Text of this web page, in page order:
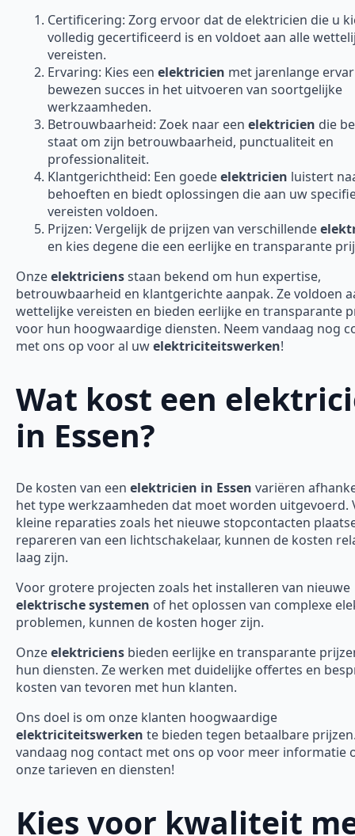
Certificering: Zorg ervoor dat de elektricien die u
volledig gecertificeerd is en voldoet aan alle
vereisten.
Ervaring: Kies een elektricien met jarenlange
bewezen succes in het uitvoeren van soortgelijke
werkzaamheden.
Betrouwbaarheid: Zoek naar een elektricien die
staat om zijn betrouwbaarheid, punctualiteit en
professionaliteit.
Klantgerichtheid: Een goedeelektricien luistert
behoeften en biedt oplossingen die aan uw
vereisten voldoen.
Prijzen: Vergelijk de prijzen van verschillende
en kies degene die een eerlijke en transparante
Onzeelektriciensstaan bekend om hun expertise,
betrouwbaarheid en klantgerichte aanpak. Ze voldoen
wettelijke vereisten en bieden eerlijke en transparante
voor hun hoogwaardige diensten. Neem vandaag nog
met ons op voor al uwelektriciteitswerken!
Wat kost een
in Essen?
De kosten van een elektricien in Essen variëren
het type werkzaamheden dat moet worden uitgevoerd.
kleine reparaties zoals het nieuwe stopcontacten
repareren van een lichtschakelaar, kunnen de kosten
laag zijn.
Voor grotere projecten zoals het installeren van nieuwe
elektrische systemen of het oplossen van complexe
problemen, kunnen de kosten hoger zijn.
Onzeelektriciens bieden eerlijke en transparante
hun diensten. Ze werken met duidelijke offertes en
kosten van tevoren met hun klanten.
Ons doel is om onze klanten hoogwaardige
elektriciteitswerken te bieden tegen betaalbare
vandaag nog contact met ons op voor meer informatie
onze tarieven en diensten!
Kies voor kwaliteit